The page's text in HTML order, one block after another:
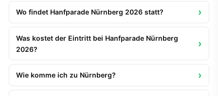
Wo findet Hanfparade Nürnberg 2026 statt?
Was kostet der Eintritt bei Hanfparade Nürnberg
2026?
Wie komme ich zu Nürnberg?